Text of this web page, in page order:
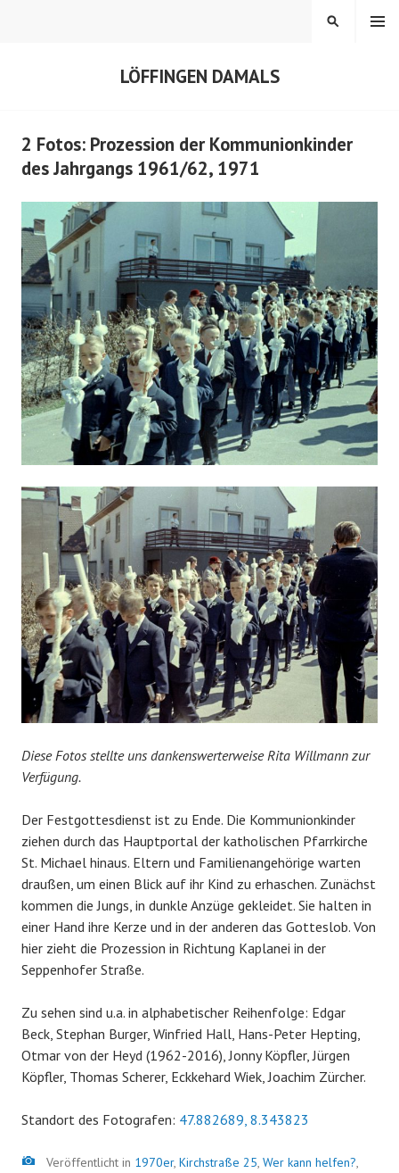
LÖFFINGEN DAMALS
MENÜ
SUCHEN
2 Fotos: Prozession der Kommunionkinder
des Jahrgangs 1961/62, 1971
Diese Fotos stellte uns dankenswerterweise Rita Willmann zur
Verfügung.
Der Festgottesdienst ist zu Ende. Die Kommunionkinder
ziehen durch das Hauptportal der katholischen Pfarrkirche
St. Michael hinaus. Eltern und Familienangehörige warten
draußen, um einen Blick auf ihr Kind zu erhaschen. Zunächst
kommen die Jungs, in dunkle Anzüge gekleidet. Sie halten in
einer Hand ihre Kerze und in der anderen das Gotteslob. Von
hier zieht die Prozession in Richtung Kaplanei in der
Seppenhofer Straße.
Zu sehen sind u.a. in alphabetischer Reihenfolge: Edgar
Beck, Stephan Burger, Winfried Hall, Hans-Peter Hepting,
Otmar von der Heyd (1962-2016), Jonny Köpfler, Jürgen
Köpfler, Thomas Scherer, Eckkehard Wiek, Joachim Zürcher.
Standort des Fotografen: 47.882689, 8.343823
Bild
Veröffentlicht in 1970er, Kirchstraße 25, Wer kann helfen?,